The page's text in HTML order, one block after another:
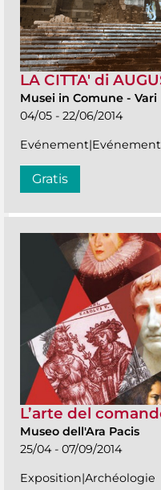
LA CITTA' di
Musei in Comune - Vari
04/05 - 22/06/2014
Gratis
L’arte del
Museo dell'Ara Pacis
25/04 - 07/09/2014
Exposition|Archéologie